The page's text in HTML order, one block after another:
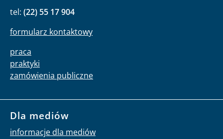
tel: (22) 55 17 904
formularz kontaktowy
praca
praktyki
zamówienia publiczne
Dla mediów
informacje dla mediów